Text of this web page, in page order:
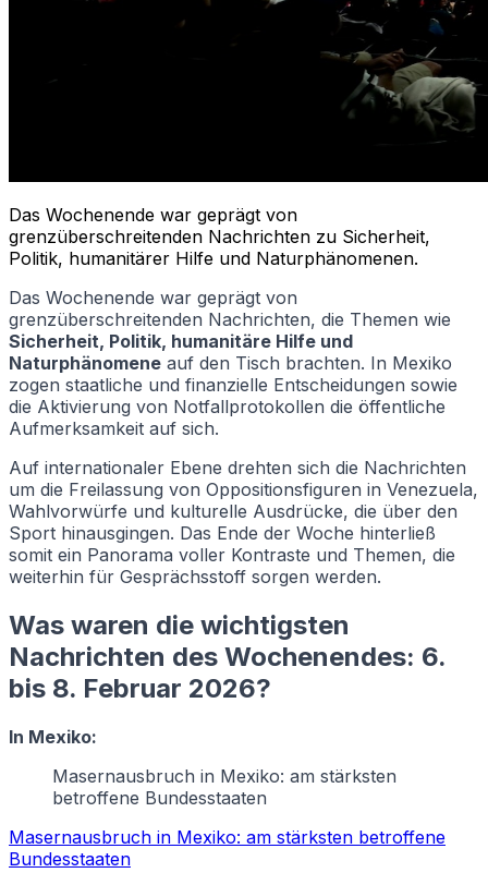
Das Wochenende war geprägt von
grenzüberschreitenden Nachrichten zu Sicherheit,
Politik, humanitärer Hilfe und Naturphänomenen.
Das Wochenende war geprägt von
grenzüberschreitenden Nachrichten, die Themen wie
Sicherheit, Politik, humanitäre Hilfe und
Naturphänomene auf den Tisch brachten. In Mexiko
zogen staatliche und finanzielle Entscheidungen sowie
die Aktivierung von Notfallprotokollen die öffentliche
Aufmerksamkeit auf sich.
Auf internationaler Ebene drehten sich die Nachrichten
um die Freilassung von Oppositionsfiguren in Venezuela,
Wahlvorwürfe und kulturelle Ausdrücke, die über den
Sport hinausgingen. Das Ende der Woche hinterließ
somit ein Panorama voller Kontraste und Themen, die
weiterhin für Gesprächsstoff sorgen werden.
Was waren die wichtigsten
Nachrichten des Wochenendes: 6.
bis 8. Februar 2026?
In Mexiko:
Masernausbruch in Mexiko: am stärksten
betroffene Bundesstaaten
Masernausbruch in Mexiko: am stärksten betroffene
Bundesstaaten